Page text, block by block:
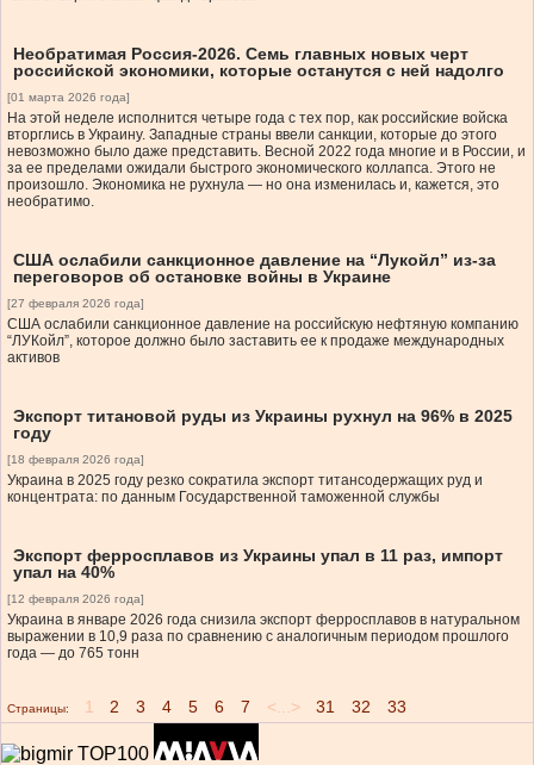
Необратимая Россия-2026. Семь главных новых черт
российской экономики, которые останутся с ней надолго
[01 марта 2026 года]
На этой неделе исполнится четыре года с тех пор, как российские войска
вторглись в Украину. Западные страны ввели санкции, которые до этого
невозможно было даже представить. Весной 2022 года многие и в России, и
за ее пределами ожидали быстрого экономического коллапса. Этого не
произошло. Экономика не рухнула — но она изменилась и, кажется, это
необратимо.
США ослабили санкционное давление на “Лукойл” из-за
переговоров об остановке войны в Украине
[27 февраля 2026 года]
США ослабили санкционное давление на российскую нефтяную компанию
“ЛУКойл”, которое должно было заставить ее к продаже международных
активов
Экспорт титановой руды из Украины рухнул на 96% в 2025
году
[18 февраля 2026 года]
Украина в 2025 году резко сократила экспорт титансодержащих руд и
концентрата: по данным Государственной таможенной службы
Экспорт ферросплавов из Украины упал в 11 раз, импорт
упал на 40%
[12 февраля 2026 года]
Украина в январе 2026 года снизила экспорт ферросплавов в натуральном
выражении в 10,9 раза по сравнению с аналогичным периодом прошлого
года — до 765 тонн
Страницы: 1 2 3 4 5 6 7 <...> 31 32 33